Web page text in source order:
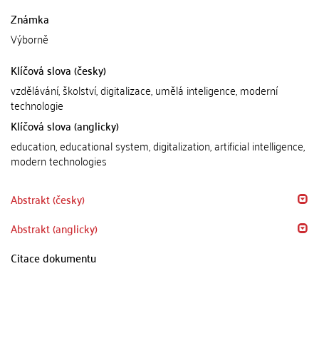
Známka
Výborně
Klíčová slova (česky)
vzdělávání, školství, digitalizace, umělá inteligence, moderní
technologie
Klíčová slova (anglicky)
education, educational system, digitalization, artificial intelligence,
modern technologies
Abstrakt (česky)
Abstrakt (anglicky)
Citace dokumentu